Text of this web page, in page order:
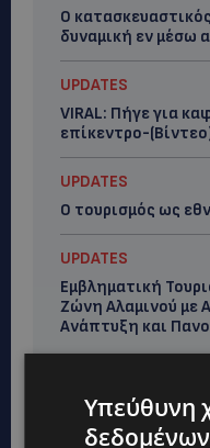
Ο
δυναμική εν μέσω
UPDATES
VIRAL: Πήγε για
επίκεντρο-
UPDATES
Ο τουρισμός ως
UPDATES
Εμβληματική
Ζώνη Αλαμινού με
Ανάπτυξη και
Υπεύθυνη